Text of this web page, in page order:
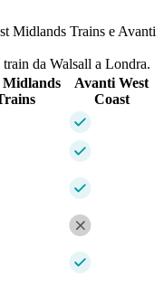
Midlands Trains e Avanti
da Walsall a Londra.
Midlands
Avanti West
Coast